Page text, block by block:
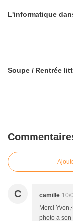
L'informatique
Soupe / Rentrée
C camille 10/
Merci
photo a son